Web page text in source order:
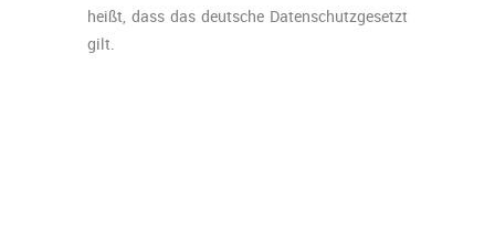
heißt, dass das deutsche Datenschutzgesetzt
gilt.